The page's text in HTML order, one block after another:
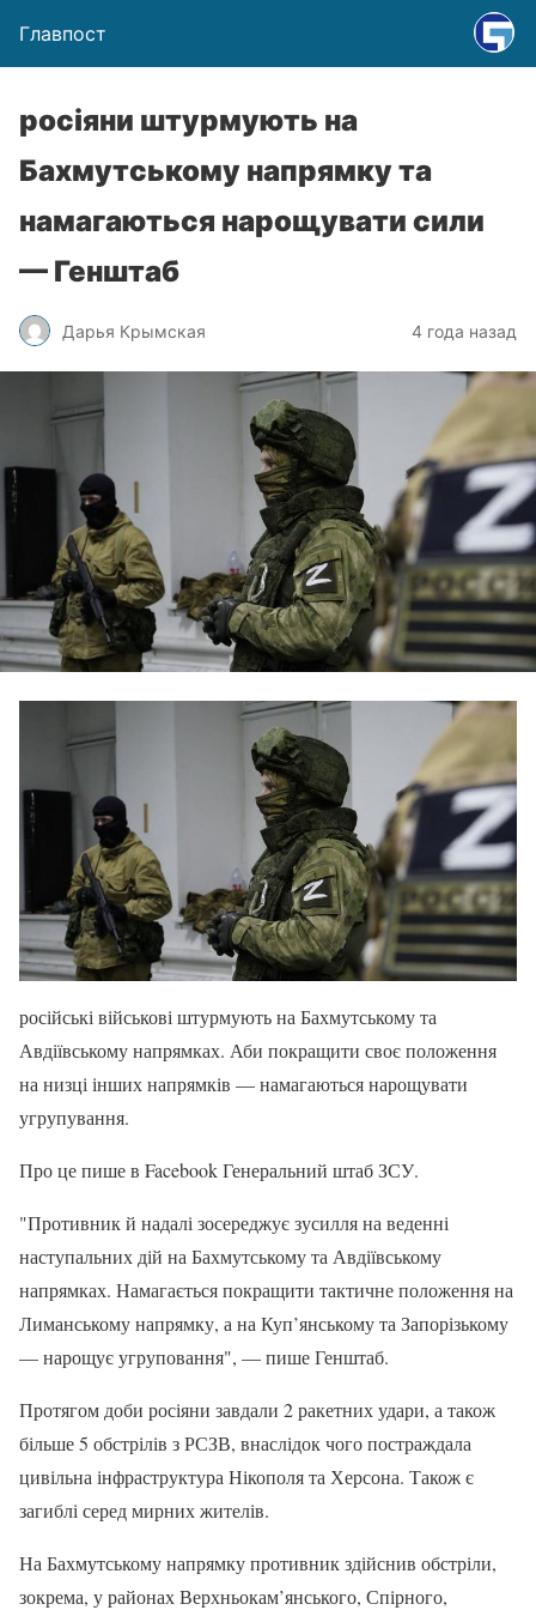
Главпост
росіяни штурмують на
Бахмутському напрямку та
намагаються нарощувати сили
— Генштаб
Дарья Крымская 4 года назад
російські військові штурмують на Бахмутському та
Авдіївському напрямках. Аби покращити своє положення
на низці інших напрямків — намагаються нарощувати
угрупування.
Про це пише в Facebook Генеральний штаб ЗСУ.
"Противник й надалі зосереджує зусилля на веденні
наступальних дій на Бахмутському та Авдіївському
напрямках. Намагається покращити тактичне положення на
Лиманському напрямку, а на Куп’янському та Запорізькому
— нарощує угруповання", — пише Генштаб.
Протягом доби росіяни завдали 2 ракетних удари, а також
більше 5 обстрілів з РСЗВ, внаслідок чого постраждала
цивільна інфраструктура Нікополя та Херсона. Також є
загиблі серед мирних жителів.
На Бахмутському напрямку противник здійснив обстріли,
зокрема, у районах Верхньокам’янського, Спірного,